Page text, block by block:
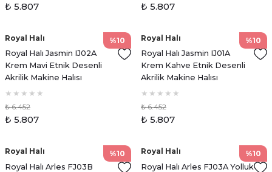
₺ 5.807 ₺ 5.807
%10
Royal Halı
Royal Halı Jasmin IJ02A
Krem Mavi Etnik Desenli
Akrilik Makine Halısı
₺ 6.452
₺ 5.807
%10
Royal Halı
Royal Halı Jasmin IJ01A
Krem Kahve Etnik Desenli
Akrilik Makine Halısı
₺ 6.452
₺ 5.807
%10
Royal Halı
Royal Halı Arles FJ03B
%10
Royal Halı
Royal Halı Arles FJ03A Yolluk